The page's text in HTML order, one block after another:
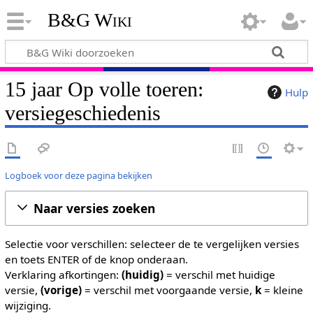
B&G Wiki
Hulp
15 jaar Op volle toeren:
versiegeschiedenis
Logboek voor deze pagina bekijken
Naar versies zoeken
Selectie voor verschillen: selecteer de te vergelijken versies
en toets ENTER of de knop onderaan.
Verklaring afkortingen: (huidig)= verschil met huidige
versie, (vorige)= verschil met voorgaande versie, k= kleine
wijziging.